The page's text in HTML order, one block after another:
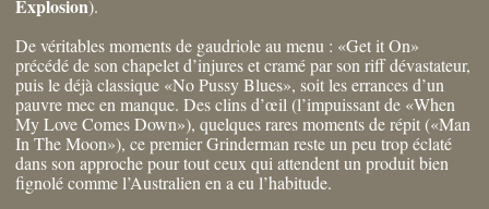
Explosion).
De véritables moments de gaudriole au menu : «Get it On»
précédé de son chapelet d’injures et cramé par son riff dévastateur,
puis le déjà classique «No Pussy Blues», soit les errances d’un
pauvre mec en manque. Des clins d’œil (l’impuissant de «When
My Love Comes Down»), quelques rares moments de répit («Man
In The Moon»), ce premier Grinderman reste un peu trop éclaté
dans son approche pour tout ceux qui attendent un produit bien
fignolé comme l’Australien en a eu l’habitude.